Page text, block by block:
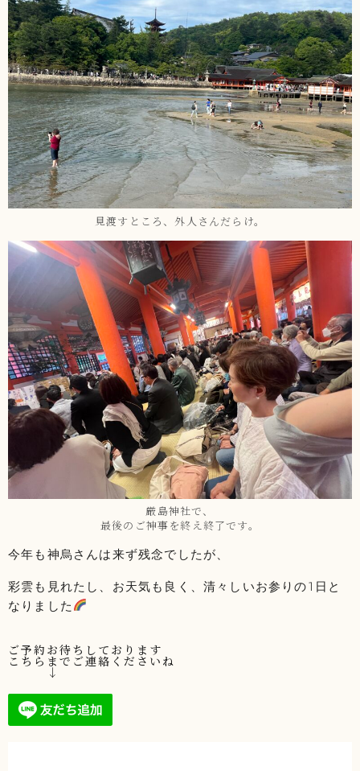
見渡すところ、外人さんだらけ。
厳島神社で、
最後のご神事を終え終了です。
今年も神烏さんは来ず残念でしたが、
彩雲も見れたし、お天気も良く、清々しいお参りの1日と
なりました
ご予約お待ちしております
こちらまでご連絡くださいね
↓